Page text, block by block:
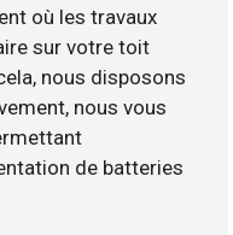
où les travaux
sur votre toit
nous disposons
nous vous
de batteries